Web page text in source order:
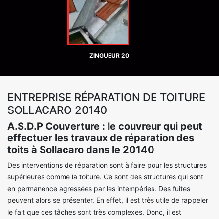
ZINGUEUR 20
ENTREPRISE RÉPARATION DE TOITURE
SOLLACARO 20140
A.S.D.P Couverture : le couvreur qui peut
effectuer les travaux de réparation des
toits à Sollacaro dans le 20140
Des interventions de réparation sont à faire pour les structures
supérieures comme la toiture. Ce sont des structures qui sont
en permanence agressées par les intempéries. Des fuites
peuvent alors se présenter. En effet, il est très utile de rappeler
le fait que ces tâches sont très complexes. Donc, il est